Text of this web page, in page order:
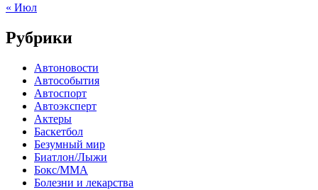
« Июл
Рубрики
Автоновости
Автособытия
Автоспорт
Автоэксперт
Актеры
Баскетбол
Безумный мир
Биатлон/Лыжи
Бокс/MMA
Болезни и лекарства